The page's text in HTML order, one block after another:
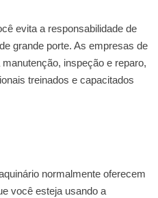
evita a responsabilidade de
grande porte. As empresas de
inspeção e reparo,
treinados e capacitados
normalmente oferecem
você esteja usando a